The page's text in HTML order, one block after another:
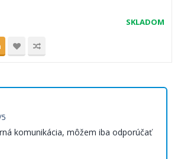
SKLADOM
komunikácia, môžem iba odporúčať